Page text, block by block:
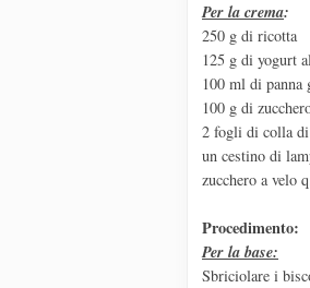
Per la crema:
250 g di ricotta
125 g di yogurt
100 ml di panna
100 g di
2 fogli di colla di
un cestino di
zucchero a velo
Procedimento:
Per la base:
Sbriciolare i